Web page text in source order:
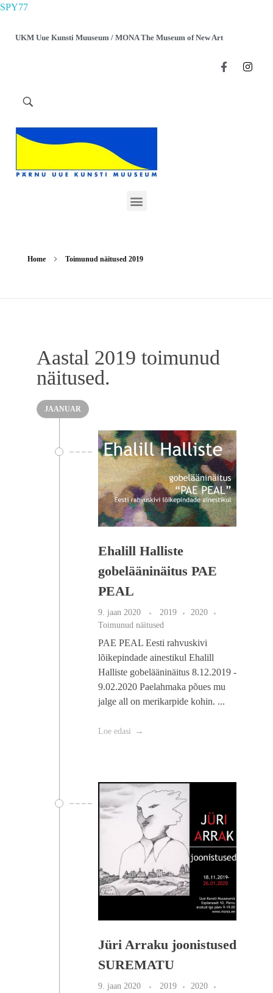
SPY77
UKM Uue Kunsti Muuseum / MONA The Museum of New Art
Home Toimunud näitused 2019
Aastal 2019 toimunud
näitused.
JAANUAR
Ehalill Halliste
gobelääninäitus PAE
PEAL
9. jaan 2020 2019
2020
Toimunud näitused
PAE PEAL Eesti rahvuskivi
lõikepindade ainestikul Ehalill
Halliste gobelääninäitus 8.12.2019 -
9.02.2020 Paelahmaka põues mu
jalge all on merikarpide kohin. ...
Loe edasi
Jüri Arraku joonistused
SUREMATU
9. jaan 2020 2019
2020